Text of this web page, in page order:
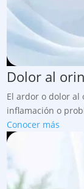
Dolor al
El ardor o dolor al
inflamación o
Conocer más